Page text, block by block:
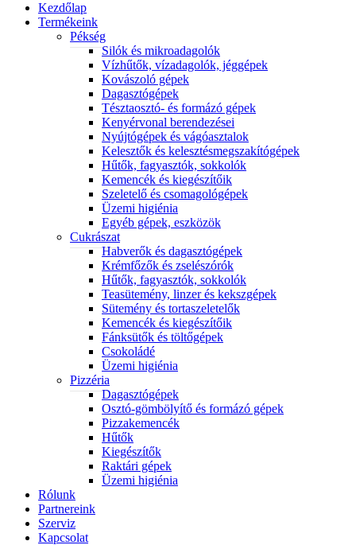
Kezdőlap
Termékeink
Pékség
Silók és mikroadagolók
Vízhűtők, vízadagolók, jéggépek
Kovászoló gépek
Dagasztógépek
Tésztaosztó- és formázó gépek
Kenyérvonal berendezései
Nyújtógépek és vágóasztalok
Kelesztők és kelesztésmegszakítógépek
Hűtők, fagyasztók, sokkolók
Kemencék és kiegészítőik
Szeletelő és csomagológépek
Üzemi higiénia
Egyéb gépek, eszközök
Cukrászat
Habverők és dagasztógépek
Krémfőzők és zselészórók
Hűtők, fagyasztók, sokkolók
Teasütemény, linzer és kekszgépek
Sütemény és tortaszeletelők
Kemencék és kiegészítőik
Fánksütők és töltőgépek
Csokoládé
Üzemi higiénia
Pizzéria
Dagasztógépek
Osztó-gömbölyítő és formázó gépek
Pizzakemencék
Hűtők
Kiegészítők
Raktári gépek
Üzemi higiénia
Rólunk
Partnereink
Szerviz
Kapcsolat